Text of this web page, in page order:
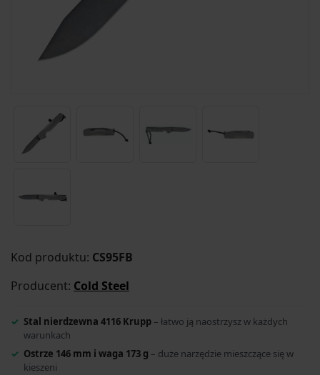
Kod produktu: CS95FB
Producent: Cold Steel
Stal nierdzewna 4116 Krupp – łatwo ją naostrzysz w każdych
warunkach
Ostrze 146 mm i waga 173 g – duże narzędzie mieszczące się w
kieszeni